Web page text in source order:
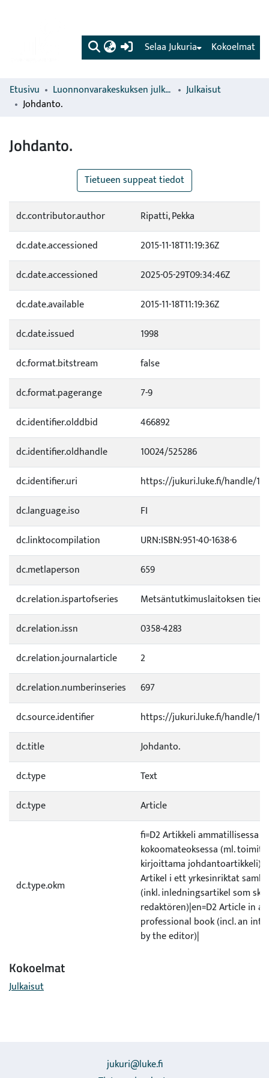
(current) Kokoelmat
Selaa Jukuria
Etusivu Luonnonvarakeskuksen julkaisut
Julkaisut
Johdanto.
Johdanto.
Tietueen suppeat tiedot
dc.contributor.author
Ripatti, Pekka
dc.date.accessioned
2015-11-18T11:19:36Z
dc.date.accessioned
2025-05-29T09:34:46Z
dc.date.available
2015-11-18T11:19:36Z
dc.date.issued
1998
dc.format.bitstream
false
dc.format.pagerange
7-9
dc.identifier.olddbid
466892
dc.identifier.oldhandle
10024/525286
dc.identifier.uri
https://jukuri.luke.fi/handle/
dc.language.iso
FI
dc.linktocompilation
URN:ISBN:951-40-1638-6
dc.metlaperson
659
dc.relation.ispartofseries
Metsäntutkimuslaitoksen
dc.relation.issn
0358-4283
dc.relation.journalarticle
2
dc.relation.numberinseries
697
dc.source.identifier
https://jukuri.luke.fi/handle/
dc.title
Johdanto.
dc.type
Text
dc.type
Article
dc.type.okm
fi=D2 Artikkeli ammatillisessa
kokoomateoksessa (ml.
kirjoittama
Artikel i ett yrkesinriktat
(inkl. inledningsartikel som
redaktören)|en=D2 Article in a
professional book (incl. an
by the editor)|
Kokoelmat
Julkaisut
jukuri@luke.fi